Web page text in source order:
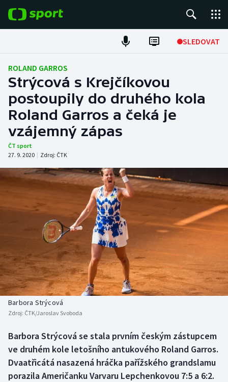
SLEDOVAT
Fotbal
Hokej
Tenis
Atletika
DALŠÍ SPORTY
Americký fotbal
Baseball a softbal
Basketbal
Biatlon
Boby a skeleton
Box
Curling
NEPŘEHLÉDNĚTE
Soutěže
Historické návraty
Aplikace ČT sport
AZ kvíz
ROLAND GARROS
Strýcová s Krejčíkovou
postoupily do druhého kola
Roland Garros a čeká je
vzájemný zápas
ČT sport
27. 9. 2020 | Zdroj: ČTK
Barbora Strýcová
Zdroj: ČTK/Jaroslav Svoboda
Barbora Strýcová se stala prvním českým zástupcem
ve druhém kole letošního antukového Roland Garros.
Dvaatřicátá nasazená hráčka pařížského grandslamu
porazila Američanku Varvaru Lepchenkovou 7:5 a 6:2.